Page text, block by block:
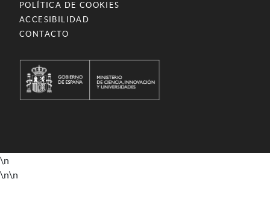
POLÍTICA DE COOKIES
ACCESIBILIDAD
CONTACTO
\n
\n\n